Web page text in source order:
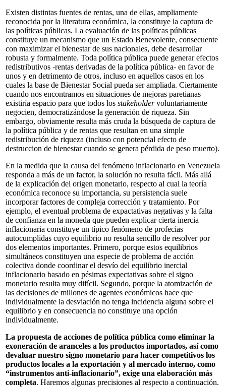
Existen distintas fuentes de rentas, una de ellas, ampliamente
reconocida por la literatura económica, la constituye la captura de
las políticas públicas. La evaluación de las políticas públicas
constituye un mecanismo que un Estado Benevolente, consecuente
con maximizar el bienestar de sus nacionales, debe desarrollar
robusta y formalmente. Toda política pública puede generar efectos
redistributivos -rentas derivadas de la política pública- en favor de
unos y en detrimento de otros, incluso en aquellos casos en los
cuales la base de Bienestar Social pueda ser ampliada. Ciertamente
cuando nos encontramos en situaciones de mejoras paretianas
existiría espacio para que todos los stakeholdervoluntariamente
negocien, democratizándose la generación de riqueza. Sin
embargo, obviamente resulta más cruda la búsqueda de captura de
la política pública y de rentas que resultan en una simple
redistribución de riqueza (incluso con potencial efecto de
destruccion de bienestar cuando se genera pérdida de peso muerto).
En la medida que la causa del fenómeno inflacionario en Venezuela
responda a más de un factor, la solución no resulta fácil. Más allá
de la explicación del origen monetario, respecto al cual la teoría
económica reconoce su importancia, su persistencia suele
incorporar factores de compleja corrección y tratamiento. Por
ejemplo, el eventual problema de expactativas negativas y la falta
de confianza en la moneda que pueden explicar cierta inercia
inflacionaria constituye un típico fenómeno de profecías
autocumplidas cuyo equilibrio no resulta sencillo de resolver por
dos elementos importantes. Primero, porque estos equilibrios
simultáneos constituyen una especie de problema de acción
colectiva donde coordinar el desvío del equilibrio inercial
inflacionario basado en pésimas expectativas sobre el signo
monetario resulta muy difícil. Segundo, porque la atomización de
las decisiones de millones de agentes económicos hace que
individualmente la desviación no tenga incidencia alguna sobre el
equilibrio y en consecuencia no constituye una opción
individualmente.
La propuesta de acciones de política pública como eliminar la
exoneración de aranceles a los productos importados, así como
devaluar nuestro signo monetario para hacer competitivos los
productos locales a la exportación y al mercado interno, como
“instrumentos anti-inflacionario”, exige una elaboración más
completa. Haremos algunas precisiones al respecto a continuación.